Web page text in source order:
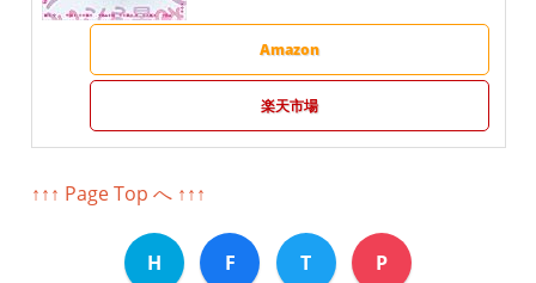
Amazon
楽天市場
↑↑↑ Page Top へ ↑↑↑
H F T P